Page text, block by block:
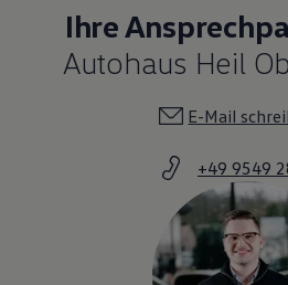
Ihre
Autohaus Heil
E-Mail
+49 9549